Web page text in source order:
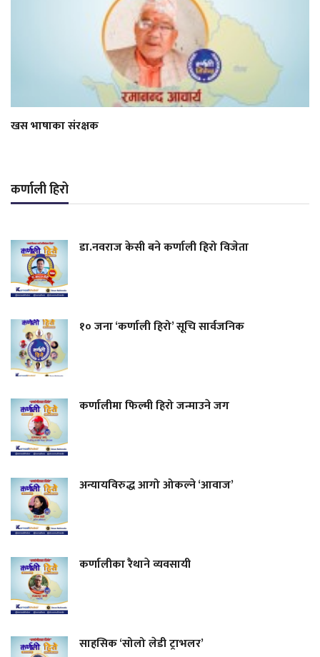
खस भाषाका संरक्षक
कर्णाली हिरो
डा.नवराज केसी बने कर्णाली हिरो विजेता
१० जना ‘कर्णाली हिरो’ सूचि सार्वजनिक
कर्णालीमा फिल्मी हिरो जन्माउने जग
अन्यायविरुद्ध आगो ओकल्ने ‘आवाज’
कर्णालीका रैथाने व्यवसायी
साहसिक ‘सोलो लेडी ट्राभलर’